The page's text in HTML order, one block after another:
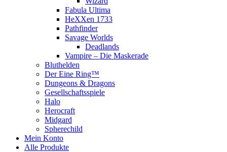
Fabula Ultima
HeXXen 1733
Pathfinder
Savage Worlds
Deadlands
Vampire – Die Maskerade
Bluthelden
Der Eine Ring™
Dungeons & Dragons
Gesellschaftsspiele
Halo
Herocraft
Midgard
Spherechild
Mein Konto
Alle Produkte